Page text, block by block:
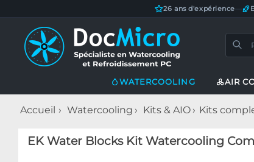
26 ans d'expérience
WATERCOOLING AIR
Accueil Watercooling Kits & AIO Kits
EK Water Blocks Kit Watercooling